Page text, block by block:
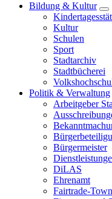
Bildung & Kultur
Kultur
Schulen
Sport
Stadtarchiv
Stadtbücherei
Politik & Verwaltung
Arbeitgeber
Bürgermeister
DiLAS
Ehrenamt
Fairtrade-Town